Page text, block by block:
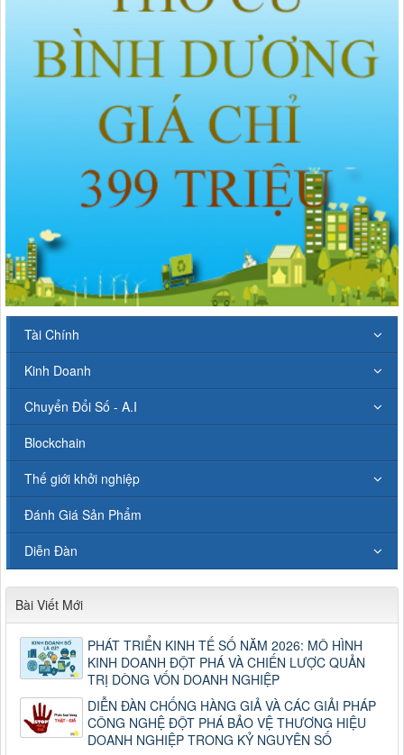
Tài Chính
Kinh Doanh
Chuyển Đổi Số - A.I
Blockchain
Thế giới khởi nghiệp
Đánh Giá Sản Phẩm
Diễn Đàn
Bài Viết Mới
PHÁT TRIỂN KINH TẾ SỐ NĂM 2026: MÔ HÌNH
KINH DOANH ĐỘT PHÁ VÀ CHIẾN LƯỢC QUẢN
TRỊ DÒNG VỐN DOANH NGHIỆP
DIỄN ĐÀN CHỐNG HÀNG GIẢ VÀ CÁC GIẢI PHÁP
CÔNG NGHỆ ĐỘT PHÁ BẢO VỆ THƯƠNG HIỆU
DOANH NGHIỆP TRONG KỶ NGUYÊN SỐ